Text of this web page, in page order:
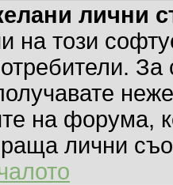
лични
на този
на форума,
лични